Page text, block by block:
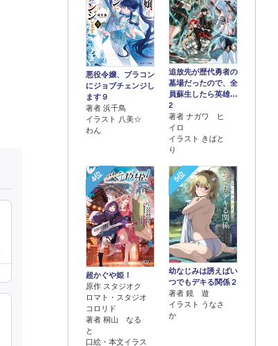
悪役令嬢、ブラコン
にジョブチェンジし
ます９
著者 浜千鳥
イラスト 八美☆
わん
追放先が歴代勇者の
墓場だったので、全
員蘇生したら英雄…
2
著者 ナガワ ヒ
イロ
イラスト きばと
り
4位
超かぐや姫！
原作 スタジオク
ロマト・スタジオ
コロリド
著者 桐山 なる
と
口絵・本文イラス
5位
幼なじみは誘えばい
つでもデキる関係２
著者 鏡 遊
イラスト うなさ
か